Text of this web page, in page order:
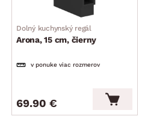
Dolný kuchynský regál
Arona, 15 cm, čierny
v ponuke viac rozmerov
69.90 €